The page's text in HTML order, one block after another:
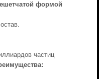
формой
частиц